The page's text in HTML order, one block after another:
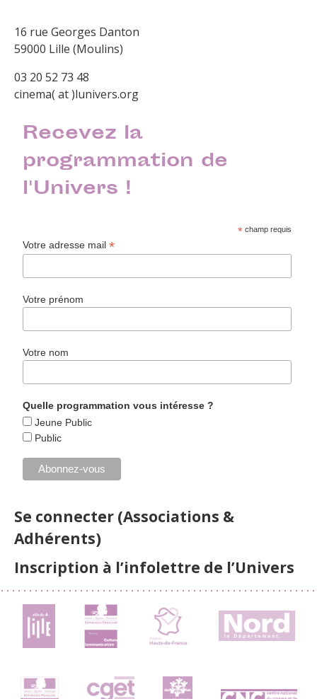
16 rue Georges Danton
59000 Lille (Moulins)
03 20 52 73 48
cinema( at )lunivers.org
Recevez la
programmation de
l'Univers !
* champ requis
Votre adresse mail*
Votre prénom
Votre nom
Quelle programmation vous intéresse ?
Jeune Public
Public
Se connecter (Associations &
Adhérents)
Inscription à l’infolettre de l’Univers